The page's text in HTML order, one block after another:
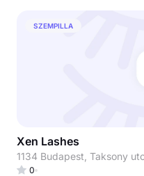
SZEMPILLA
Xen Lashes
0